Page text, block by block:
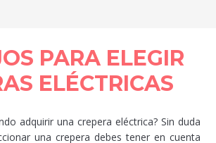
PARA ELEGIR
ELÉCTRICAS
adquirir una crepera eléctrica? Sin duda
una crepera debes tener en cuenta